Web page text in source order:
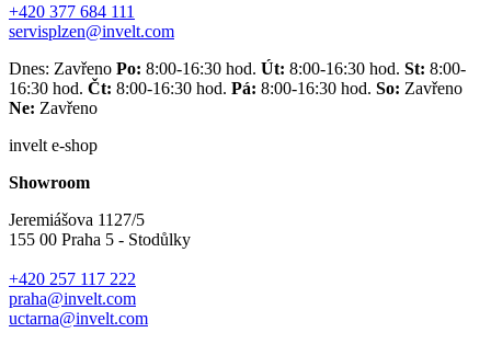
+420 377 684 111
servisplzen@invelt.com
Dnes: Zavřeno Po: 8:00-16:30 hod. Út: 8:00-16:30 hod. St: 8:00-
16:30 hod. Čt: 8:00-16:30 hod. Pá: 8:00-16:30 hod. So: Zavřeno
Ne: Zavřeno
invelt e-shop
Showroom
Jeremiášova 1127/5
155 00 Praha 5 - Stodůlky
+420 257 117 222
praha@invelt.com
uctarna@invelt.com